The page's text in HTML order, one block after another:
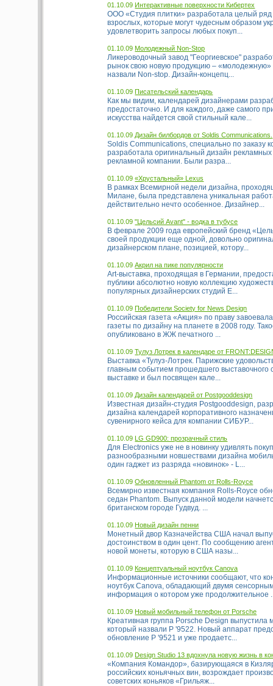
01.10.09Интерактивные поверхности Кибертех
ООО «Студия плитки» разработала целый ряд
взрослых, которые могут чудесным образом
удовлетворить запросы любых покуп...
01.10.09Молодежный Non-Stop
Ликероводочный завод "Георгиевское"
рынок свою новую продукцию – «молодежную»
назвали Non-stop. Дизайн-концепц...
01.10.09Писательский календарь
Как мы видим, календарей дизайнерами
предостаточно. И для каждого, даже самого
искусства найдется свой стильный кале...
01.10.09 Дизайн билбордов от Soldis Communications.
Soldis Communications, специально по заказу
разработала оригинальный дизайн
рекламной компании. Были разра...
01.10.09«Хрустальный» Lexus
В рамках Всемирной недели дизайна,
Милане, была представлена уникальная
действительно нечто особенное. Дизайнер...
01.10.09"Цельсий Avant" - водка в тубусе
В феврале 2009 года европейский бренд
своей продукции еще одной, довольно
дизайнерском плане, позицией, котору...
01.10.09Акрил на пике популярности
Art-выставка, проходящая в Германии,
публики абсолютно новую коллекцию
популярных дизайнерских студий Е...
01.10.09Победители Society for News Design
Российская газета «Акция» по праву
газеты по дизайну на планете в 2008 году.
опубликовано в ЖЖ печатного ...
01.10.09Тулуз Лотрек в календаре от
Выставка «Тулуз-Лотрек. Парижские
главным событием прошедшего выставочного
выставке и был посвящен кале...
01.10.09 Дизайн календарей от Postgooddesign
Известная дизайн-студия Postgooddesign,
дизайна календарей корпоративного
сувенирного кейса для компании СИБУР...
01.10.09LG GD900: прозрачный стиль
Для Electronics уже не в новинку удивлять
разнообразными новшествами дизайна
один гаджет из разряда «новинок» - L...
01.10.09Обновленный Phantom от Rolls-Royce
Всемирно известная компания Rolls-Royce
седан Phantom. Выпуск данной модели
британском городе Гудвуд. ...
01.10.09Новый дизайн пенни
Монетный двор Казначейства США начал
достоинством в один цент. По сообщению
новой монеты, которую в США назы...
01.10.09Концептуальный ноутбук Canova
Информационные источники сообщают, что
ноутбук Canova, обладающий двумя
информация о котором уже продолжительное
01.10.09Новый мобильный телефон от Porsche
Креативная группа Porsche Design
который назвали P '9522. Новый аппарат
обновление P '9521 и уже продаетс...
01.10.09Design Studio 13 вдохнула новую жизнь в
«Компания Командор», базирующаяся в
российских коньячных вин, возрождает
советских коньяков «Грильяж...